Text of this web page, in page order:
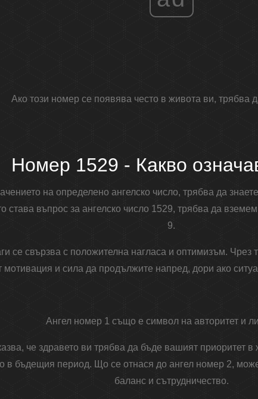
Ако този номер се появява често в живота ви, трябва
Номер 1529 - Какво
на определено ангелско число, трябва да
става въпрос за ангелско число 1529, трябва да
9.
се свързва с положителна нагласа и оптимизъм. Чрез
мотивация и сила да продължите напред, дори ако
Ангел номер 1 също е символ на авторитет и
че здравето ви трябва да бъде вашият приоритет в
в бъдещия период. Що се отнася до ангел номер 2,
баланс и сътрудничество.